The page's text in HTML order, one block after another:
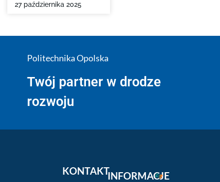
27 października 2025
Politechnika Opolska
Twój partner w drodze
rozwoju
KONTAKTINFORMACJE